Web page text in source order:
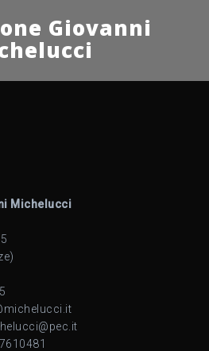
Giovanni
Michelucci